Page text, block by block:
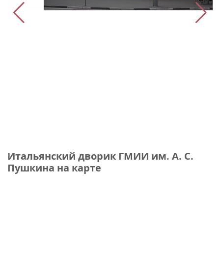
Итальянский дворик ГМИИ им. А. С.
Пушкина на карте